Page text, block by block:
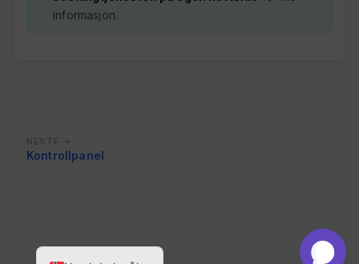
informasjon.
NESTE →
Kontrollpanel
English